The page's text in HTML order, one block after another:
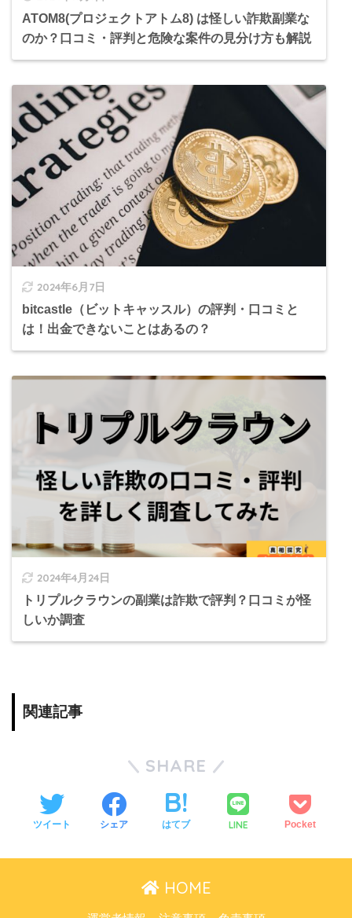
ATOM8(プロジェクトアトム8) は怪しい詐欺副業な
のか？口コミ・評判と危険な案件の見分け方も解説
2024年6月7日
bitcastle（ビットキャッスル）の評判・口コミと
は！出金できないことはあるの？
2024年4月24日
トリプルクラウンの副業は詐欺で評判？口コミが怪
しいか調査
関連記事
SHARE
ツイート シェア はてブ LINE Pocket
HOME